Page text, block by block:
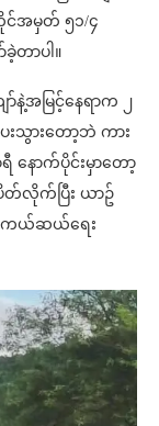
တိုင်အမှတ် ၅၁/၄
တာပါ။
ာ်နဲ့အမြင့်နေရာက ၂
သွားတော့ဘဲ ကား
နောက်ပိုင်းမှာတော့
တ်လိုက်ပြီး ယာဥ်
ယ်ဆယ်ရေး